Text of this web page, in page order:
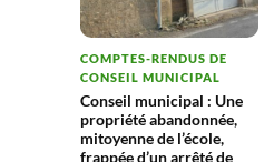
COMPTES-RENDUS DE
CONSEIL MUNICIPAL
Conseil municipal : Une
propriété abandonnée,
mitoyenne de l’école,
frappée d’un arrêté de